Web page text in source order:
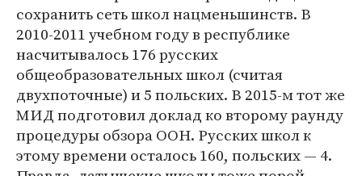
сохранить сеть школ нацменьшинств. В
2010-2011 учебном году в республике
насчитывалось 176 русских
общеобразовательных школ (считая
двухпоточные) и 5 польских. В 2015-м тот же
МИД подготовил доклад ко второму раунду
процедуры обзора ООН. Русских школ к
этому времени осталось 160, польских — 4.